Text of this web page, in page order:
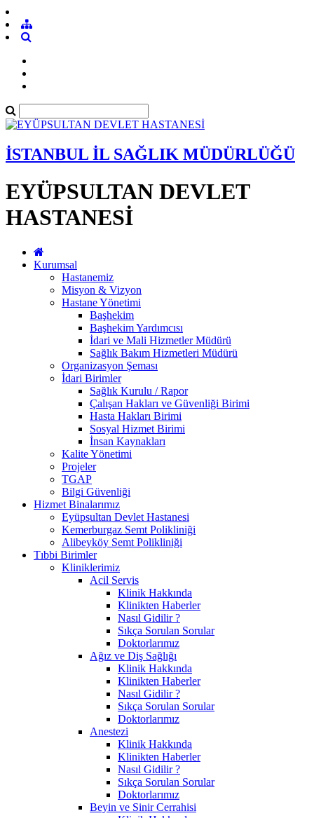
İSTANBUL İL SAĞLIK MÜDÜRLÜĞÜ
EYÜPSULTAN DEVLET
HASTANESİ
Kurumsal
Hastanemiz
Misyon & Vizyon
Hastane Yönetimi
Başhekim
Başhekim Yardımcısı
İdari ve Mali Hizmetler Müdürü
Sağlık Bakım Hizmetleri Müdürü
Organizasyon Şeması
İdari Birimler
Sağlık Kurulu / Rapor
Çalışan Hakları ve Güvenliği Birimi
Hasta Hakları Birimi
Sosyal Hizmet Birimi
İnsan Kaynakları
Kalite Yönetimi
Projeler
TGAP
Bilgi Güvenliği
Hizmet Binalarımız
Eyüpsultan Devlet Hastanesi
Kemerburgaz Semt Polikliniği
Alibeyköy Semt Polikliniği
Tıbbi Birimler
Kliniklerimiz
Acil Servis
Klinik Hakkında
Klinikten Haberler
Nasıl Gidilir ?
Sıkça Sorulan Sorular
Doktorlarımız
Ağız ve Diş Sağlığı
Klinik Hakkında
Klinikten Haberler
Nasıl Gidilir ?
Sıkça Sorulan Sorular
Doktorlarımız
Anestezi
Klinik Hakkında
Klinikten Haberler
Nasıl Gidilir ?
Sıkça Sorulan Sorular
Doktorlarımız
Beyin ve Sinir Cerrahisi